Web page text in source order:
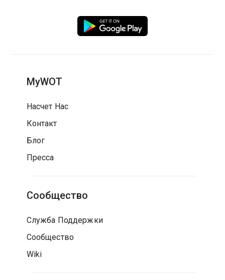
MyWOT
Насчет Нас
Контакт
Блог
Пресса
Сообщество
Служба Поддержки
Сообщество
Wiki